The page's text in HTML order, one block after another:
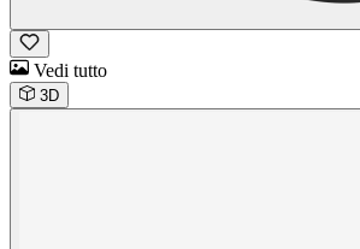
Vedi tutto
3D